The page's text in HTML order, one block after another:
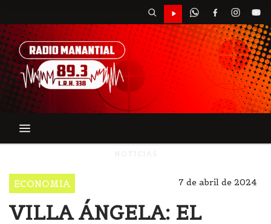
ECONOMIA 7 de abril de 2024
VILLA ÁNGELA: EL